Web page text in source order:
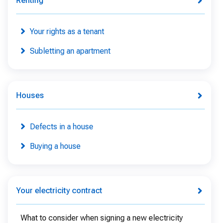
Your rights as a tenant
Subletting an apartment
Houses
Defects in a house
Buying a house
Your electricity contract
What to consider when signing a new electricity